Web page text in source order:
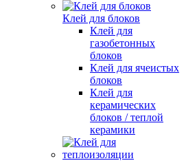
Клей для блоков
Клей для
газобетонных
блоков
Клей для ячеистых
блоков
Клей для
керамических
блоков / теплой
керамики